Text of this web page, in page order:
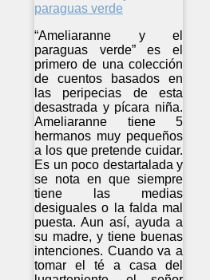
“Ameliaranne y el
paraguas verde” es el
primero de una colección
de cuentos basados en
las peripecias de esta
desastrada y pícara niña.
Ameliaranne tiene 5
hermanos muy pequeños
a los que pretende cuidar.
Es un poco destartalada y
se nota en que siempre
tiene las medias
desiguales o la falda mal
puesta. Aun así, ayuda a
su madre, y tiene buenas
intenciones. Cuando va a
tomar el té a casa del